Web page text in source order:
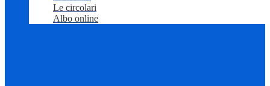
Le circolari
Albo online